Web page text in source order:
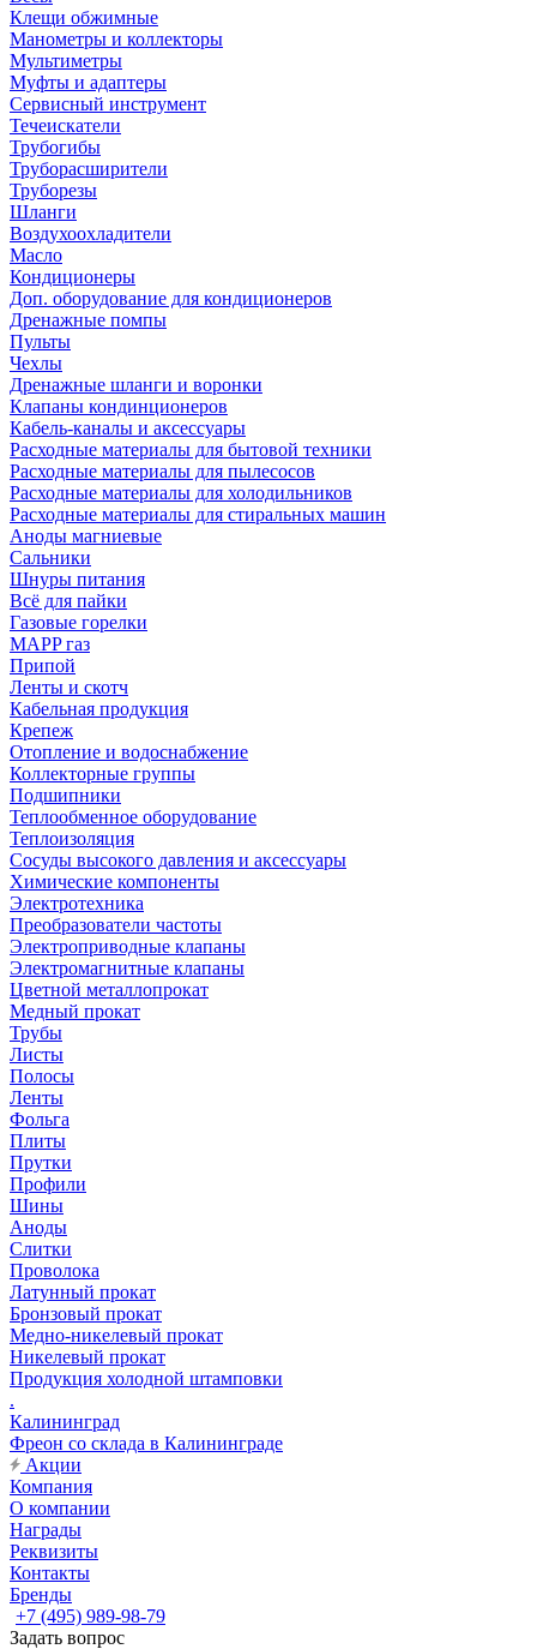
Клещи обжимные
Манометры и коллекторы
Мультиметры
Муфты и адаптеры
Сервисный инструмент
Течеискатели
Трубогибы
Труборасширители
Труборезы
Шланги
Воздухоохладители
Масло
Кондиционеры
Доп. оборудование для кондиционеров
Дренажные помпы
Пульты
Чехлы
Дренажные шланги и воронки
Клапаны кондинционеров
Кабель-каналы и аксессуары
Расходные материалы для бытовой техники
Расходные материалы для пылесосов
Расходные материалы для холодильников
Расходные материалы для стиральных машин
Аноды магниевые
Сальники
Шнуры питания
Всё для пайки
Газовые горелки
MAPP газ
Припой
Ленты и скотч
Кабельная продукция
Крепеж
Отопление и водоснабжение
Коллекторные группы
Подшипники
Теплообменное оборудование
Теплоизоляция
Сосуды высокого давления и аксессуары
Химические компоненты
Электротехника
Преобразователи частоты
Электроприводные клапаны
Электромагнитные клапаны
Цветной металлопрокат
Медный прокат
Трубы
Листы
Полосы
Ленты
Фольга
Плиты
Прутки
Профили
Шины
Аноды
Слитки
Проволока
Латунный прокат
Бронзовый прокат
Медно-никелевый прокат
Никелевый прокат
Продукция холодной штамповки
.
Калининград
Фреон со склада в Калининграде
Акции
Компания
О компании
Награды
Реквизиты
Контакты
Бренды
+7 (495) 989-98-79
Задать вопрос